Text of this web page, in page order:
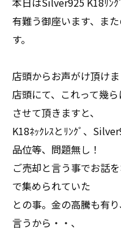
有難う御座います、ま
す。
店頭からお声がけ頂け
店頭にて、これって幾
させて頂きますと、
K18ﾈｯｸﾚｽとﾘﾝｸﾞ、
品位等、問題無し！
ご売却と言う事でお話
で集められていた
との事。金の高騰も有
言うから・・、